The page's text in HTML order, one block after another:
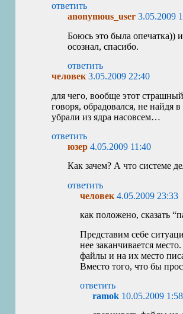
ответить
anonymous_user3.05.2009
Боюсь это была опечатка))
осознал, спасибо.
ответить
человек3.05.2009 22:40
для чего, вообще этот
говоря, обрадовался, не найдя
убрали из ядра насовсем…
ответить
юзер4.05.2009 11:40
Как зачем? А что системе
ответить
человек4.05.2009 23:33
как положено, сказать
Представим себе
нее заканчивается
файлы и на их место
Вместо того, что бы
ответить
ramok 10.05.2009 1:58